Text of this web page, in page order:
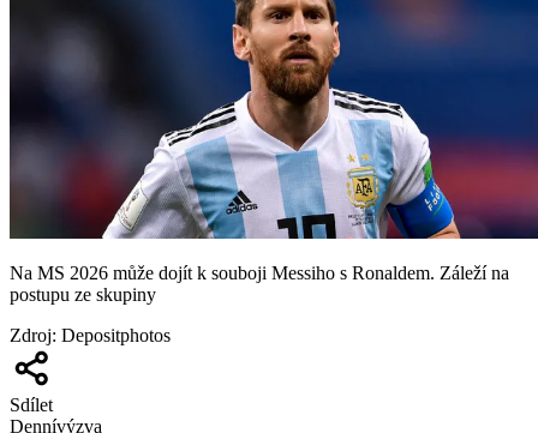
Na MS 2026 může dojít k souboji Messiho s Ronaldem. Záleží na
postupu ze skupiny
Zdroj: Depositphotos
Sdílet
Dennívýzva